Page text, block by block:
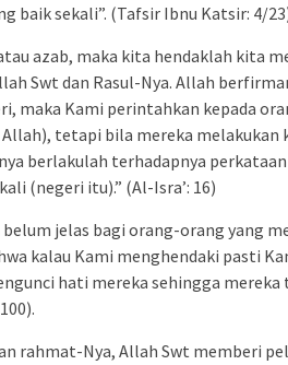
baik sekali”. (Tafsir Ibnu Katsir: 4/
azab, maka kita hendaklah kita
Swt dan Rasul-Nya. Allah
maka Kami perintahkan kepada
tetapi bila mereka melakukan
berlakulah terhadapnya
(negeri itu).” (Al-Isra’: 16)
jelas bagi orang-orang yang
kalau Kami menghendaki pasti
hati mereka sehingga mereka
rahmat-Nya, Allah Swt memberi